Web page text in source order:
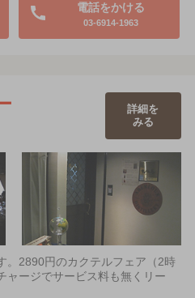
電話をかける
03-6914-1963
詳細を
みる
。2890円のカクテルフェア（2時
ャージでサービス料も無くリー